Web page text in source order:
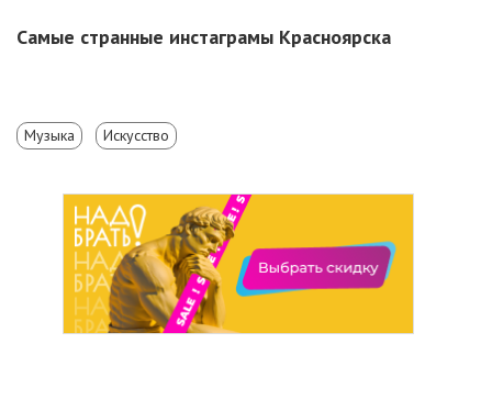
Самые странные инстаграмы Красноярска
Музыка Искусство